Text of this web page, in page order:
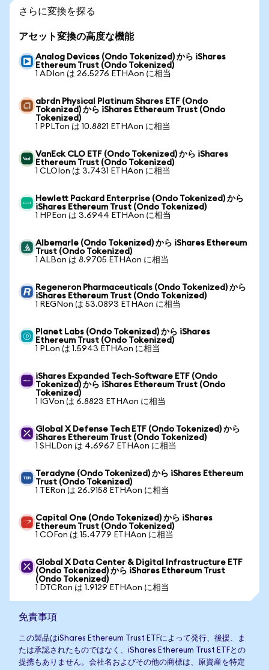
さらに変換を探る
アセット変換の高度な機能
Analog Devices (Ondo Tokenized) から iShares
Ethereum Trust (Ondo Tokenized)
1 ADIon は 26.5276 ETHAon に相当
abrdn Physical Platinum Shares ETF (Ondo
Tokenized) から iShares Ethereum Trust (Ondo
Tokenized)
1 PPLTon は 10.8821 ETHAon に相当
VanEck CLO ETF (Ondo Tokenized) から iShares
Ethereum Trust (Ondo Tokenized)
1 CLOIon は 3.7431 ETHAon に相当
Hewlett Packard Enterprise (Ondo Tokenized) から
iShares Ethereum Trust (Ondo Tokenized)
1 HPEon は 3.6944 ETHAon に相当
Albemarle (Ondo Tokenized) から iShares Ethereum
Trust (Ondo Tokenized)
1 ALBon は 8.9705 ETHAon に相当
Regeneron Pharmaceuticals (Ondo Tokenized) から
iShares Ethereum Trust (Ondo Tokenized)
1 REGNon は 53.0893 ETHAon に相当
Planet Labs (Ondo Tokenized) から iShares
Ethereum Trust (Ondo Tokenized)
1 PLon は 1.5943 ETHAon に相当
iShares Expanded Tech-Software ETF (Ondo
Tokenized) から iShares Ethereum Trust (Ondo
Tokenized)
1 IGVon は 6.8823 ETHAon に相当
Global X Defense Tech ETF (Ondo Tokenized) から
iShares Ethereum Trust (Ondo Tokenized)
1 SHLDon は 4.6967 ETHAon に相当
Teradyne (Ondo Tokenized) から iShares Ethereum
Trust (Ondo Tokenized)
1 TERon は 26.9158 ETHAon に相当
Capital One (Ondo Tokenized) から iShares
Ethereum Trust (Ondo Tokenized)
1 COFon は 15.4779 ETHAon に相当
Global X Data Center & Digital Infrastructure ETF
(Ondo Tokenized) から iShares Ethereum Trust
(Ondo Tokenized)
1 DTCRon は 1.9129 ETHAon に相当
免責事項
この製品はiShares Ethereum Trust ETFによって発行、後援、ま
たは承認されたものではなく、iShares Ethereum Trust ETFとの
提携もありません。会社名およびその他の商標は、原資産を特定